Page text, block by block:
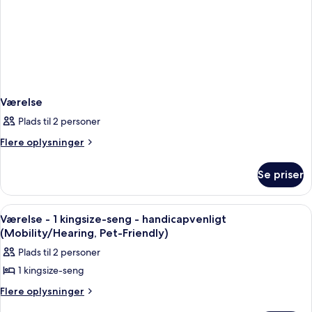
Værelse
Plads til 2 personer
Flere oplysninger
Flere
Se priser
Indlæs
alle
billeder
af
Værelse
-
Et hotelværelse med en seng,
5
Værelse - 1 kingsize-seng - handicapvenligt
(Mobility/Hearing, Pet-Friendly)
Plads til 2 personer
1 kingsize-seng
Flere oplysninger
Flere